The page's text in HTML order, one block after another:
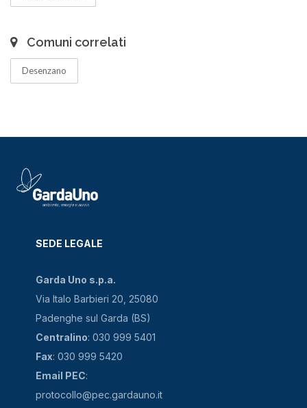
Comuni correlati
Desenzano
SEDE LEGALE
Garda Uno s.p.a.
Via Italo Barbieri 20, 25080
Padenghe sul Garda (BS)
Centralino: 030 999 5401
Fax: 030 999 5420
Email PEC:
protocollo@pec.gardauno.it